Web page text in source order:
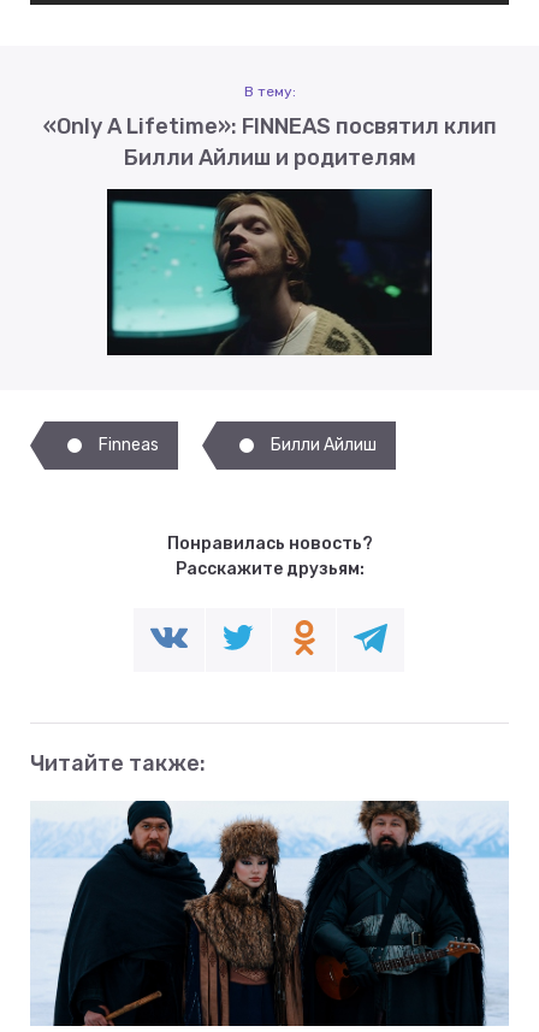
В тему:
«Only A Lifetime»: FINNEAS посвятил клип
Билли Айлиш и родителям
Finneas Билли Айлиш
Понравилась новость?
Расскажите друзьям:
Читайте также: